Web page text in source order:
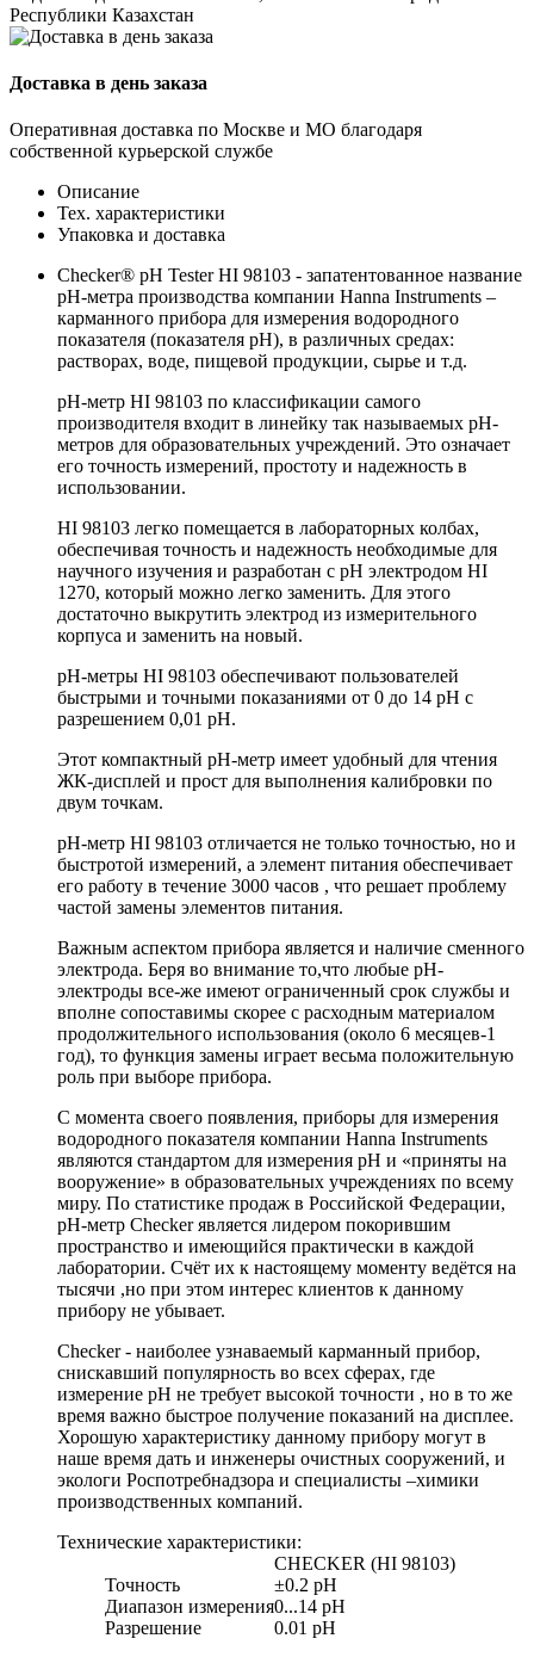
Республики Казахстан
Доставка в день заказа
Оперативная доставка по Москве и МО благодаря
собственной курьерской службе
Описание
Тех. характеристики
Упаковка и доставка
Checker® pH Tester HI 98103 - запатентованное название
pH-метра производства компании Hanna Instruments –
карманного прибора для измерения водородного
показателя (показателя pH), в различных средах:
растворах, воде, пищевой продукции, сырье и т.д.
pH-метр HI 98103 по классификации самого
производителя входит в линейку так называемых pH-
метров для образовательных учреждений. Это означает
его точность измерений, простоту и надежность в
использовании.
HI 98103 легко помещается в лабораторных колбах,
обеспечивая точность и надежность необходимые для
научного изучения и разработан с рН электродом HI
1270, который можно легко заменить. Для этого
достаточно выкрутить электрод из измерительного
корпуса и заменить на новый.
рН-метры HI 98103 обеспечивают пользователей
быстрыми и точными показаниями от 0 до 14 рН с
разрешением 0,01 рН.
Этот компактный рН-метр имеет удобный для чтения
ЖК-дисплей и прост для выполнения калибровки по
двум точкам.
pH-метр HI 98103 отличается не только точностью, но и
быстротой измерений, а элемент питания обеспечивает
его работу в течение 3000 часов , что решает проблему
частой замены элементов питания.
Важным аспектом прибора является и наличие сменного
электрода. Беря во внимание то,что любые pH-
электроды все-же имеют ограниченный срок службы и
вполне сопоставимы скорее с расходным материалом
продолжительного использования (около 6 месяцев-1
год), то функция замены играет весьма положительную
роль при выборе прибора.
С момента своего появления, приборы для измерения
водородного показателя компании Hanna Instruments
являются стандартом для измерения рН и «приняты на
вооружение» в образовательных учреждениях по всему
миру. По статистике продаж в Российской Федерации,
pH-метр Checker является лидером покорившим
пространство и имеющийся практически в каждой
лаборатории. Счёт их к настоящему моменту ведётся на
тысячи ,но при этом интерес клиентов к данному
прибору не убывает.
Checker - наиболее узнаваемый карманный прибор,
снискавший популярность во всех сферах, где
измерение pH не требует высокой точности , но в то же
время важно быстрое получение показаний на дисплее.
Хорошую характеристику данному прибору могут в
наше время дать и инженеры очистных сооружений, и
экологи Роспотребнадзора и специалисты –химики
производственных компаний.
Технические характеристики:
CHECKER (HI 98103)
Точность
±0.2 pH
Диапазон измерения0...14 pH
Разрешение
0.01 pH